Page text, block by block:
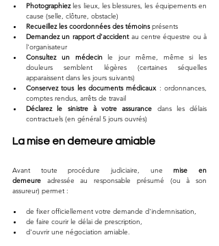
Photographiez les lieux, les blessures, les équipements en
cause (selle, clôture, obstacle)
Recueillez les coordonnées des témoins présents
Demandez un rapport d'accident au centre équestre ou à
l'organisateur
Consultez un médecin le jour même, même si les
douleurs semblent légères (certaines séquelles
apparaissent dans les jours suivants)
Conservez tous les documents médicaux : ordonnances,
comptes rendus, arrêts de travail
Déclarez le sinistre à votre assurance dans les délais
contractuels (en général 5 jours ouvrés)
La mise en demeure amiable
Avant toute procédure judiciaire, une mise en
demeure adressée au responsable présumé (ou à son
assureur) permet :
de fixer officiellement votre demande d'indemnisation,
de faire courir le délai de prescription,
d'ouvrir une négociation amiable.